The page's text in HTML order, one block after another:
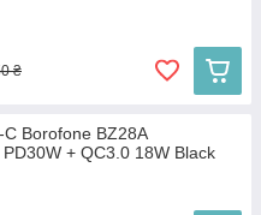
₴
Borofone BZ28A
+ QC3.0 18W Black